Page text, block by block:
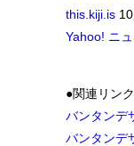
this.kiji.is
Yahoo! ニ
●関連リンク
バンタンデ
バンタンデ